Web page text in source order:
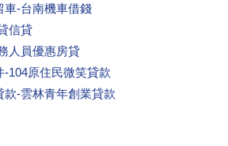
車-台南機車借錢
信貸
人員優惠房貸
104原住民微笑貸款
款-雲林青年創業貸款